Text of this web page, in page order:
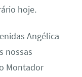
hoje.
Angélica
nossas
Montador